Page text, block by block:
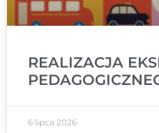
REALIZACJA
6 lipca 2026